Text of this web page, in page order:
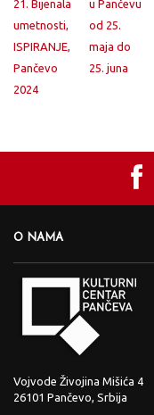
O NAMA
Vojvode Živojina Mišića 4
26101 Pančevo, Srbija